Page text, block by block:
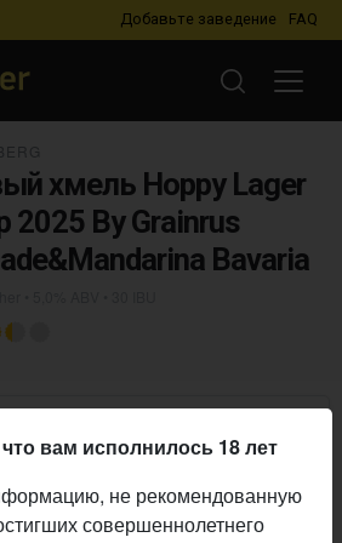
Добавьте заведение FAQ
хмель Hoppy Lager
2025 By Grainrus
Bavaria
- Other
вам исполнилось 18 лет
не рекомендованную
совершеннолетнего